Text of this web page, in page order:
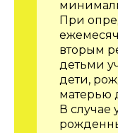
При
вторым
детьми
дети,
матерью
В случае